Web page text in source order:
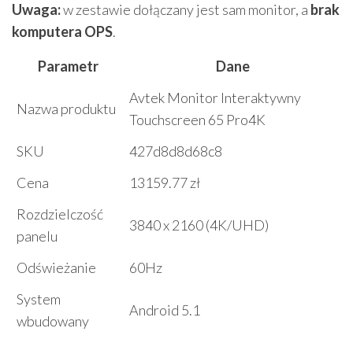
Uwaga:w zestawie dołączany jest sam monitor, a brak
komputera OPS.
Parametr
Dane
Nazwa produktu
Avtek Monitor Interaktywny
Touchscreen 65 Pro4K
SKU
427d8d8d68c8
Cena
13159.77 zł
Rozdzielczość
panelu
3840 x 2160 (4K/UHD)
Odświeżanie
60Hz
System
wbudowany
Android 5.1